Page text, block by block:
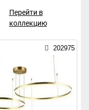
Перейти в
коллекцию
202975